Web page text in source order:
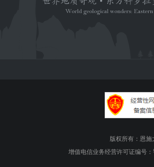
版权所有：恩施
增值电信业务经营许可证编号：